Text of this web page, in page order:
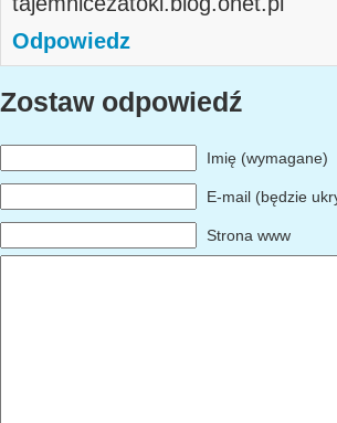
Odpowiedz
Zostaw odpowiedź
Imię (wymagane)
E-mail (będzie
Strona www